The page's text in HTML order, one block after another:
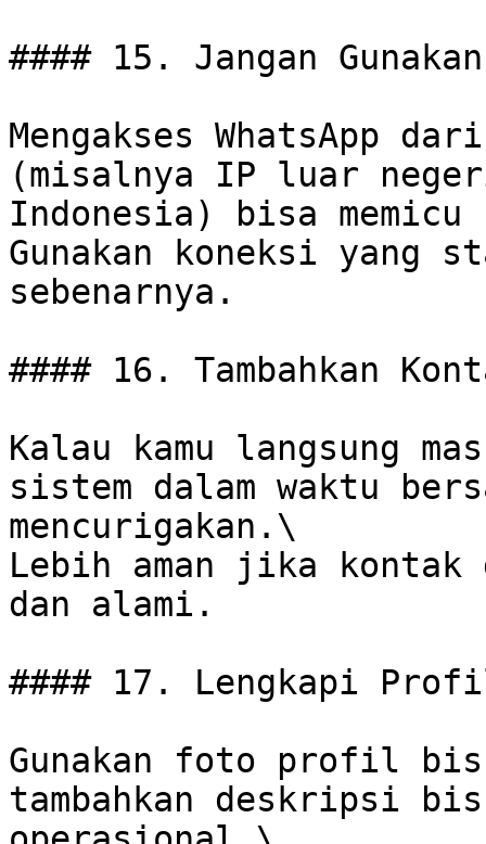
#### 15. Jangan
Mengakses WhatsApp
(misalnya IP luar
Indonesia) bisa
Gunakan koneksi yang
sebenarnya.
#### 16. Tambahkan
Kalau kamu langsung
sistem dalam waktu
mencurigakan.\
Lebih aman jika kontak
dan alami.
#### 17. Lengkapi
Gunakan foto profil
tambahkan deskripsi